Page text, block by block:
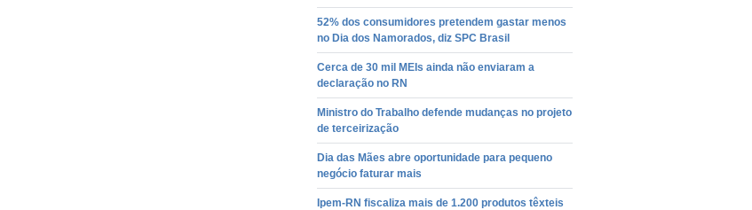
52% dos consumidores pretendem gastar menos
no Dia dos Namorados, diz SPC Brasil
Cerca de 30 mil MEIs ainda não enviaram a
declaração no RN
Ministro do Trabalho defende mudanças no projeto
de terceirização
Dia das Mães abre oportunidade para pequeno
negócio faturar mais
Ipem-RN fiscaliza mais de 1.200 produtos têxteis